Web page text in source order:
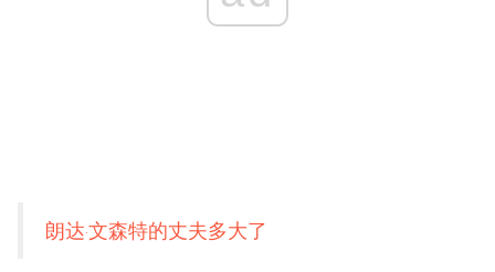
朗达·文森特的丈夫多大了